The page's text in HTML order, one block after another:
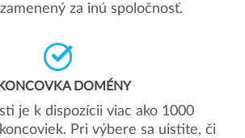
za inú spoločnosť.
KONCOVKA DOMÉNY
je k dispozícii viac ako 1000
Pri výbere sa uistite, či